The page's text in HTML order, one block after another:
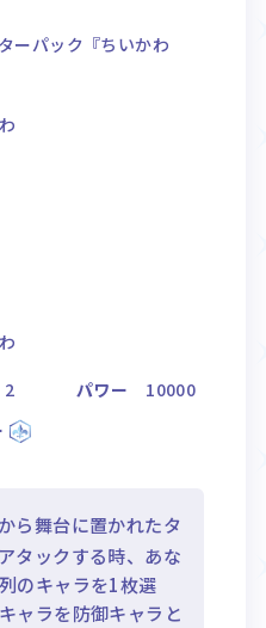
ーパック『ちいかわ
2 パワー
10000
ら舞台に置かれたタ
タックする時、あな
のキャラを1枚選
ャラを防御キャラと